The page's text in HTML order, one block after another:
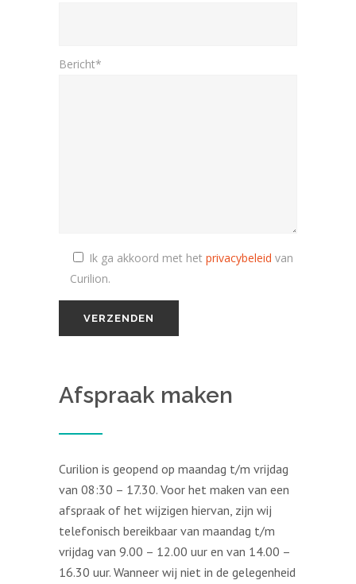
Bericht*
Ik ga akkoord met het privacybeleid van
Curilion.
Afspraak maken
Curilion is geopend op maandag t/m vrijdag
van 08:30 – 17.30. Voor het maken van een
afspraak of het wijzigen hiervan, zijn wij
telefonisch bereikbaar van maandag t/m
vrijdag van 9.00 – 12.00 uur en van 14.00 –
16.30 uur. Wanneer wij niet in de gelegenheid